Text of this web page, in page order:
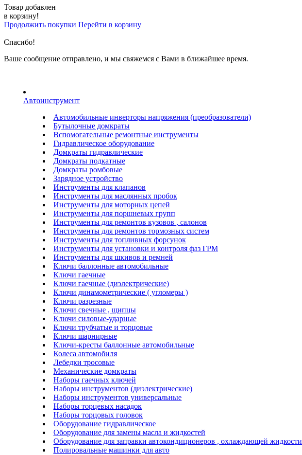
Товар добавлен
в корзину!
Продолжить покупки Перейти в корзину
Спасибо!
Ваше сообщение отправлено, и мы свяжемся с Вами в ближайшее время.
Автоинструмент
Автомобильные инверторы напряжения (преобразователи)
Бутылочные домкраты
Вспомогательные ремонтные инструменты
Гидравлическое оборудование
Домкраты гидравлические
Домкраты подкатные
Домкраты ромбовые
Зарядное устройство
Инструменты для клапанов
Инструменты для маслянных пробок
Инструменты для моторных цепей
Инструменты для поршневых групп
Инструменты для ремонтов кузовов , салонов
Инструменты для ремонтов тормозных систем
Инструменты для топливных форсунок
Инструменты для установки и контроля фаз ГРМ
Инструменты для шкивов и ремней
Ключи баллонные автомобильные
Ключи гаечные
Ключи гаечные (диэлектрические)
Ключи динамометрические ( угломеры )
Ключи разрезные
Ключи свечные , щипцы
Ключи силовые-ударные
Ключи трубчатые и торцовые
Ключи шарнирные
Ключи-кресты баллонные автомобильные
Колеса автомобиля
Лебедки тросовые
Механические домкраты
Наборы гаечных ключей
Наборы инструментов (диэлектрические)
Наборы инструментов универсальные
Наборы торцевых насадок
Наборы торцовых головок
Оборудование гидравлическое
Оборудование для замены масла и жидкостей
Оборудование для заправки автокондиционеров , охлаждающей жидкости
Полировальные машинки для авто